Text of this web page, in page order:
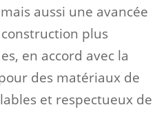
aussi une avancée
plus
en accord avec la
des matériaux de
et respectueux de